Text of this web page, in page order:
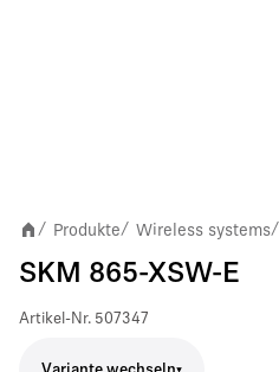
/ Produkte/ Wireless systems/
SKM 865-XSW-E
Artikel-Nr. 507347